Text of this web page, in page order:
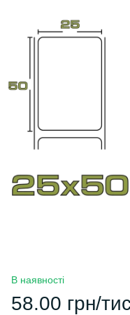
В наявності
58.00 грн/